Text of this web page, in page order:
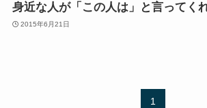
身近な人が「この人は」と言ってく
2015年6月21日
1